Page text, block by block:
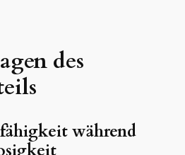
des
während